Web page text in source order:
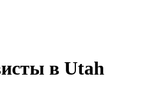
в Utah